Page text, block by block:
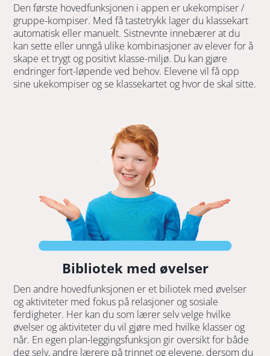
Den første hovedfunksjonen i appen er ukekompiser /
gruppe-kompiser. Med få tastetrykk lager du klassekart
automatisk eller manuelt. Sistnevnte innebærer at du
kan sette eller unngå ulike kombinasjoner av elever for å
skape et trygt og positivt klasse-miljø. Du kan gjøre
endringer fort-løpende ved behov. Elevene vil få opp
sine ukekompiser og se klassekartet og hvor de skal sitte.
Bibliotek med øvelser
Den andre hovedfunksjonen er et biliotek med øvelser
og aktiviteter med fokus på relasjoner og sosiale
ferdigheter. Her kan du som lærer selv velge hvilke
øvelser og aktiviteter du vil gjøre med hvilke klasser og
når. En egen plan-leggingsfunksjon gir oversikt for både
deg selv, andre lærere på trinnet og elevene, dersom du